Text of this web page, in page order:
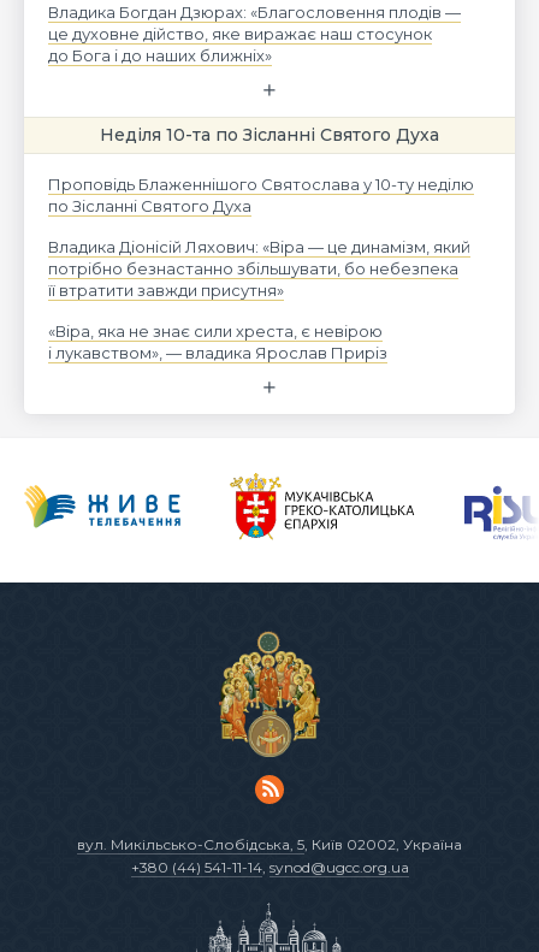
Владика Богдан Дзюрах: «Благословення плодів —
це духовне дійство, яке виражає наш стосунок
до Бога і до наших ближніх»
Неділя 10-та по Зісланні Святого Духа
Проповідь Блаженнішого Святослава у 10-ту неділю
по Зісланні Святого Духа
Владика Діонісій Ляхович: «Віра — це динамізм, який
потрібно безнастанно збільшувати, бо небезпека
її втратити завжди присутня»
«Віра, яка не знає сили хреста, є невірою
і лукавством», — владика Ярослав Приріз
вул. Микільсько-Слобідська, 5, Київ 02002, Україна
+380 (44) 541-11-14, synod@ugcc.org.ua